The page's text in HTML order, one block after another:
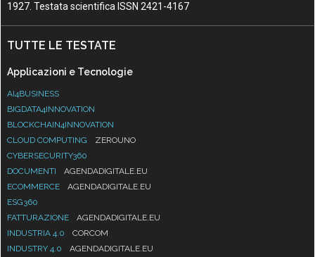
1927. Testata scientifica ISSN 2421-4167
TUTTE LE TESTATE
Applicazioni e Tecnologie
AI4BUSINESS
BIGDATA4INNOVATION
BLOCKCHAIN4INNOVATION
CLOUD COMPUTING
ZEROUNO
CYBERSECURITY360
DOCUMENTI
AGENDADIGITALE.EU
ECOMMERCE
AGENDADIGITALE.EU
ESG360
FATTURAZIONE
AGENDADIGITALE.EU
INDUSTRIA 4.0
CORCOM
INDUSTRY 4.0
AGENDADIGITALE.EU